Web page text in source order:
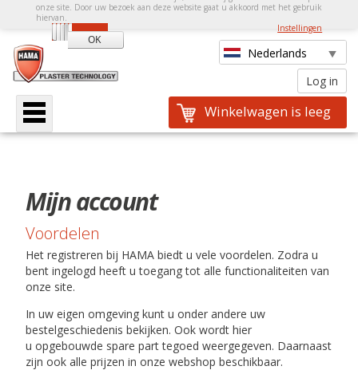
onze site. Door uw bezoek aan deze website gaat u akkoord met het gebruik
hiervan.
Instellingen
Winkelwagen is leeg
Mijn account
Voordelen
Het registreren bij ​HAMA biedt u vele voordelen. Zodra u
bent ingelogd heeft u toegang tot alle functionaliteiten van
onze site.
In uw eigen omgeving kunt u onder andere uw
bestelgeschiedenis bekijken. Ook wordt hier
u opgebouwde spare part tegoed weergegeven. Daarnaast
zijn ook alle prijzen in onze webshop beschikbaar.